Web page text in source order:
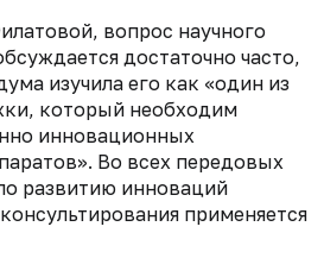
вопрос научного
достаточно часто,
изучила его как «один из
который необходим
инновационных
Во всех передовых
развитию инноваций
применяется